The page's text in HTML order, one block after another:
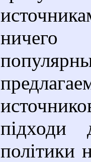
ничего
підходи
політики